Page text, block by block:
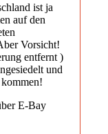
ist ja
auf den
Vorsicht!
entfernt )
und
E-Bay